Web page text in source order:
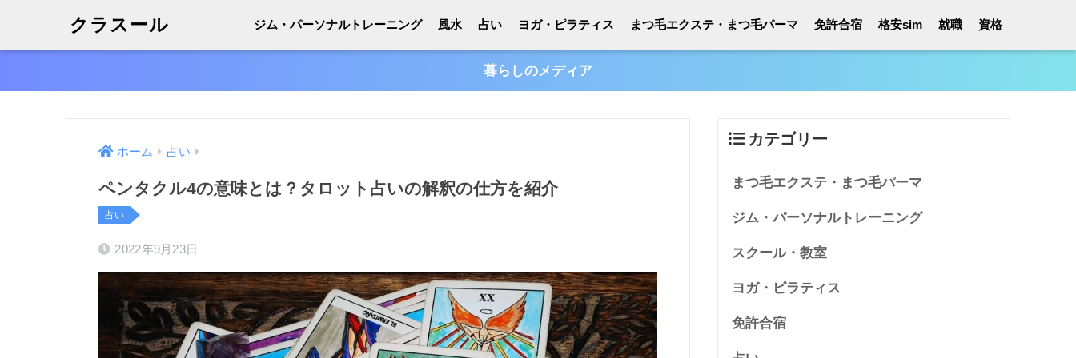
クラスール ジム・パーソナルトレーニング 風水 占い ヨガ・ピラティス まつ毛エクステ・まつ毛パーマ 免許合宿 格安sim 就職 資格
暮らしのメディア
ホーム 占い
ペンタクル4の意味とは？タロット占いの解釈の仕方を紹介
占い
2022年9月23日
カテゴリー
まつ毛エクステ・まつ毛パーマ
ジム・パーソナルトレーニング
スクール・教室
ヨガ・ピラティス
免許合宿